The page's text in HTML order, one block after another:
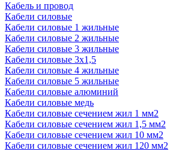
Кабель и провод
Кабели силовые
Кабели силовые 1 жильные
Кабели силовые 2 жильные
Кабели силовые 3 жильные
Кабели силовые 3х1,5
Кабели силовые 4 жильные
Кабели силовые 5 жильные
Кабели силовые алюминий
Кабели силовые медь
Кабели силовые сечением жил 1 мм2
Кабели силовые сечением жил 1,5 мм2
Кабели силовые сечением жил 10 мм2
Кабели силовые сечением жил 120 мм2